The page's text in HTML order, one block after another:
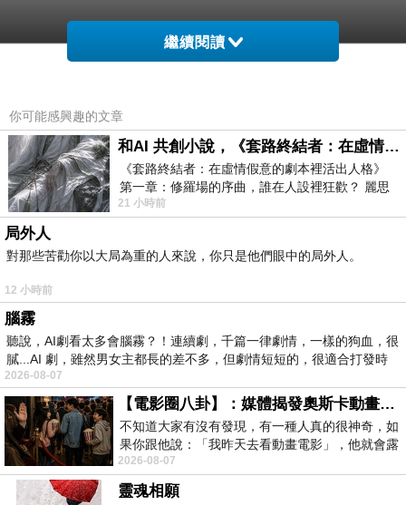
繼續閱讀
你可能感興趣的文章
和AI 共創小說，《套路終結者：在虛情假意的劇本裡活出人格》
《套路終結者：在虛情假意的劇本裡活出人格》
第一章：修羅場的序曲，誰在人設裡狂歡？ 麗思
卡爾頓酒店的總統套房內，燈光昏
21 小時前
局外人
對那些苦勸你以大局為重的人來說，你只是他們眼中的局外人。
12 小時前
腦霧
聽說，AI劇看太多會腦霧？！連續劇，千篇一律劇情，一樣的狗血，很
膩...AI 劇，雖然男女主都長的差不多，但劇情短短的，很適合打發時
2026-08-07
【電影圈八卦】：媒體揭發奧斯卡動畫項目投票醜聞！好萊塢為什麼看不起動畫電影？
不知道大家有沒有發現，有一種人真的很神奇，如
果你跟他說：「我昨天去看動畫電影」，他就會露
出一種慈祥的微笑，然後問你是不是陪小
2026-08-07
靈魂相願